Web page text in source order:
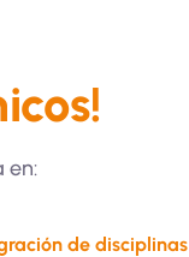
en:
de disciplinas